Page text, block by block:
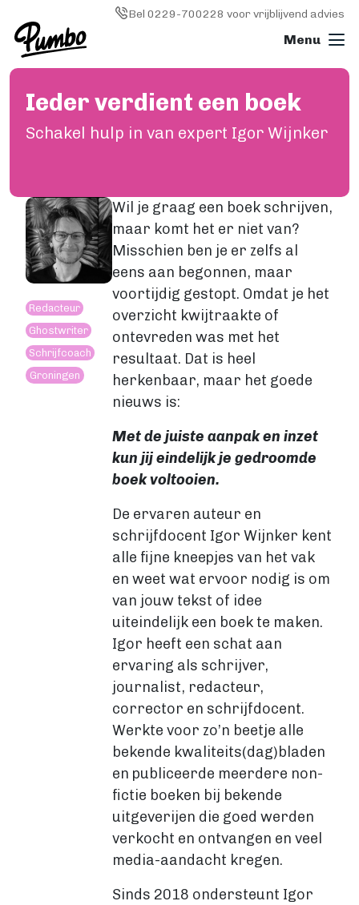
Skip to main contentBel 0229-700228 voor vrijblijvend advies
Image
Boek drukken
Boek drukken
Wire-o (ringband)
Fotoboek
Magazine
Papiersoorten
KLEINE OPLAGE DRUKKEN
Print on demand
Hoe werkt Print on demand
Levertijden
GROTE OPLAGE DRUKKEN
Hoe werkt offset drukken
Levertijden
Boek uitgeven
Boek uitgeven
ISBN aanvragen
Boek distributie
Boek uitgeven via Bol.com
Boek uitgeven via Centraal Boekhuis
Boek uitgeven via Managementboek.nl
Boek uitgeven via Boekenbestellen.nl
Boek uitgeven via eigen website
Wat is een e-book?
E-book opmaken
E-book verkopen
Stappenplan
Ieder verdient een boek
Schakel hulp in van expert Igor Wijnker
Redacteur
Ghostwriter
Schrijfcoach
Groningen
Wil je graag een boek schrijven,
maar komt het er niet van?
Misschien ben je er zelfs al
eens aan begonnen, maar
voortijdig gestopt. Omdat je het
overzicht kwijtraakte of
ontevreden was met het
resultaat. Dat is heel
herkenbaar, maar het goede
nieuws is:
Met de juiste aanpak en inzet
kun jij eindelijk je gedroomde
boek voltooien.
De ervaren auteur en
schrijfdocent Igor Wijnker kent
alle fijne kneepjes van het vak
en weet wat ervoor nodig is om
van jouw tekst of idee
uiteindelijk een boek te maken.
Igor heeft een schat aan
ervaring als schrijver,
journalist, redacteur,
corrector en schrijfdocent.
Werkte voor zo’n beetje alle
bekende kwaliteits(dag)bladen
en publiceerde meerdere non-
fictie boeken bij bekende
uitgeverijen die goed werden
verkocht en ontvangen en veel
media-aandacht kregen.
Sinds 2018 ondersteunt Igor